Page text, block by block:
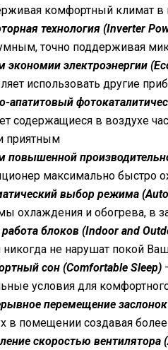
комфортный климат в
технология (Inverter
точно поддерживая
экономии электроэнергии
использовать другие
апатитовый
содержащиеся в воздухе
приятным
повышенной
максимально быстро
выбор режима
охлаждения и обогрева, в
работа блоков (Indoor and
никогда не нарушат покой
сон (Comfortable Sleep)
условия для
перемещение
в помещении создавая
скоростью вентилятора